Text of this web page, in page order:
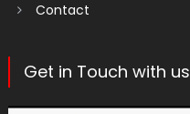
Contact
Get in Touch with us